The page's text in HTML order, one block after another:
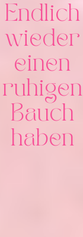
Endlich
wieder
einen
ruhigen
Bauch
haben